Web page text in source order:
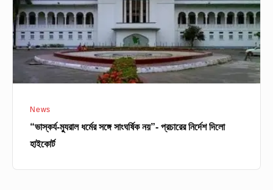
নয়”-
প্রচারের
নির্দেশ
দিলো
হাইকোর্ট
News
“ভাস্কর্য-ম্যুরাল ধর্মের সঙ্গে সাংঘর্ষিক নয়”- প্রচারের নির্দেশ দিলো
হাইকোর্ট